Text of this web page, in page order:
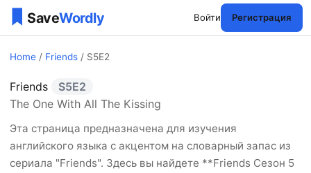
Войти Регистрация
Home / Friends / S5E2
Friends Сезон 5 Эпизоды
Friends
S5E2
The One With All The Kissing
Эта страница предназначена для изучения
английского языка с акцентом на словарный запас из
сериала "Friends". Здесь вы найдете **Friends Сезон 5